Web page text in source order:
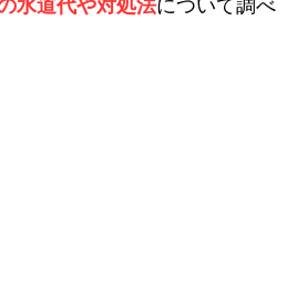
水道代や対処法について調べ